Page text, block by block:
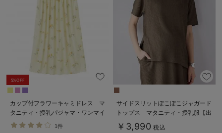
5%OFF
カップ付フラワーキャミドレス マ
タニティ・授乳パジャマ・ワンマイ
ル・ホームウェア・大きいサイズ
1件
サイドスリットぽこぽこジャガード
トップス マタニティ・授乳服【出
産後も長く着られる】
￥3,990 税込